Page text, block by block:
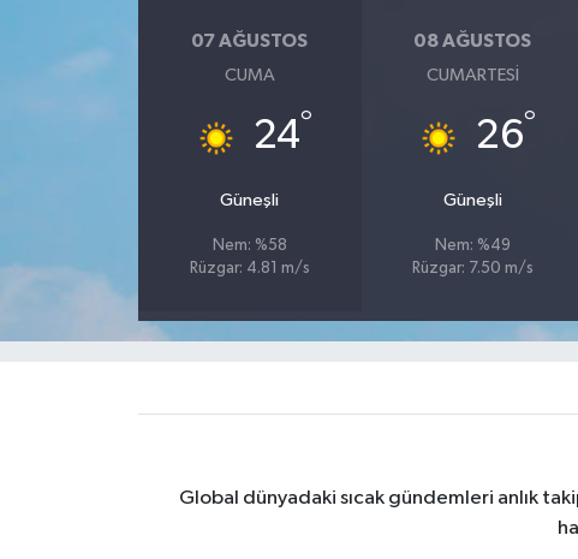
07 AĞUSTOS
CUMA
24°
Güneşli
Nem: %58
Rüzgar: 4.81 m/s
08 AĞUSTOS
CUMARTESI
26°
Güneşli
Nem: %49
Rüzgar: 7.50 m/s
Global dünyadaki sıcak gündemleri anlık
AboneHaber Özel